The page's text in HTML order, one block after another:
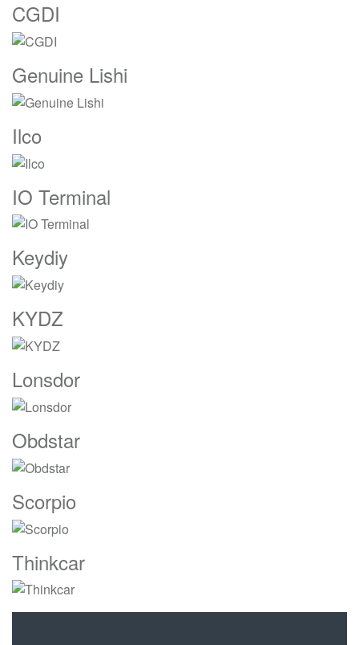
CGDI
Genuine Lishi
Ilco
IO Terminal
Keydiy
KYDZ
Lonsdor
Obdstar
Scorpio
Thinkcar